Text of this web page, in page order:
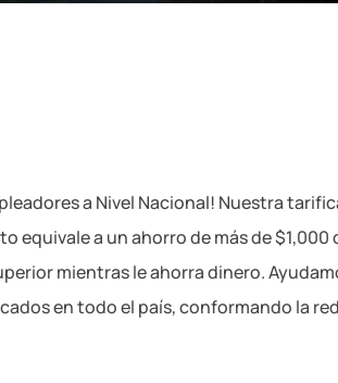
a Nivel Nacional! Nuestra
equivale a un ahorro de más de
mientras le ahorra dinero.
en todo el país, conformando la